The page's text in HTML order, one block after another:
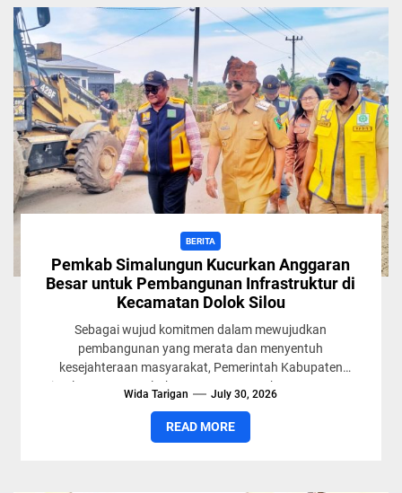
BERITA
Pemkab Simalungun Kucurkan Anggaran
Besar untuk Pembangunan Infrastruktur di
Kecamatan Dolok Silou
Sebagai wujud komitmen dalam mewujudkan
pembangunan yang merata dan menyentuh
kesejahteraan masyarakat, Pemerintah Kabupaten
Simalungun menyalurkan anggaran pembangunan yang
Wida Tarigan July 30, 2026
READ MORE